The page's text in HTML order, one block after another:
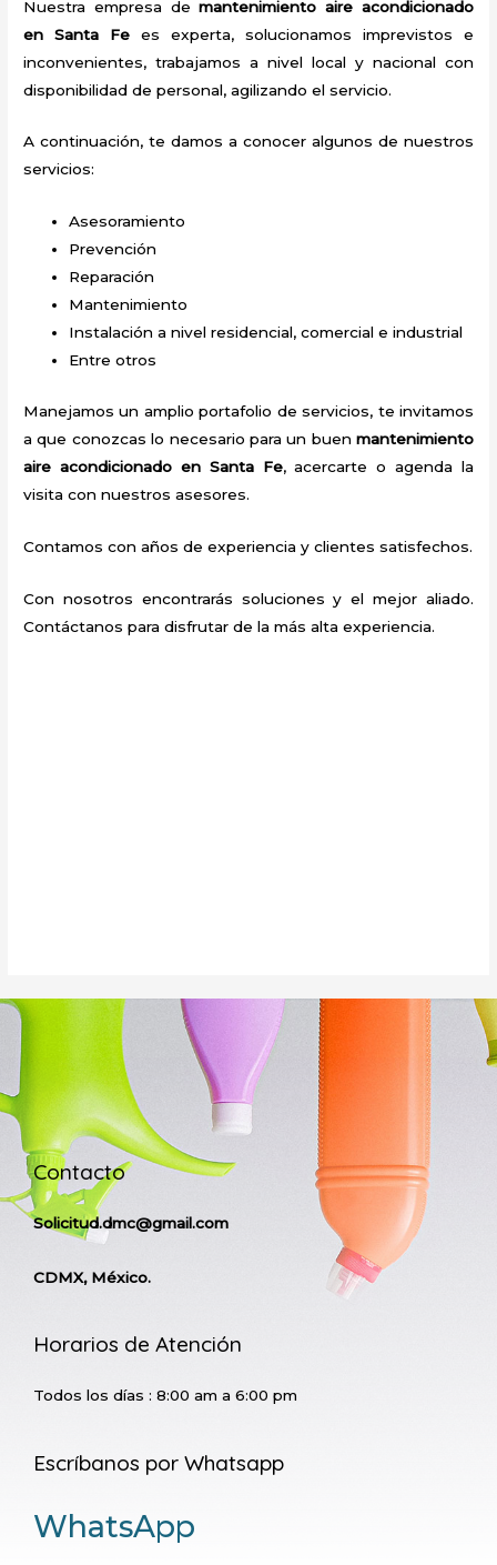
Nuestra empresa demantenimiento aire acondicionado
en Santa Fe es experta, solucionamos imprevistos e
inconvenientes, trabajamos a nivel local y nacional con
disponibilidad de personal, agilizando el servicio.
A continuación, te damos a conocer algunos de nuestros
servicios:
Asesoramiento
Prevención
Reparación
Mantenimiento
Instalación a nivel residencial, comercial e industrial
Entre otros
Manejamos un amplio portafolio de servicios, te invitamos
a que conozcas lo necesario para un buen mantenimiento
aire acondicionado en Santa Fe, acercarte o agenda la
visita con nuestros asesores.
Contamos con años de experiencia y clientes satisfechos.
Con nosotros encontrarás soluciones y el mejor aliado.
Contáctanos para disfrutar de la más alta experiencia.
Contacto
Solicitud.dmc@gmail.com
CDMX, México.
Horarios de Atención
Todos los días : 8:00 am a 6:00 pm
Escríbanos por Whatsapp
WhatsApp